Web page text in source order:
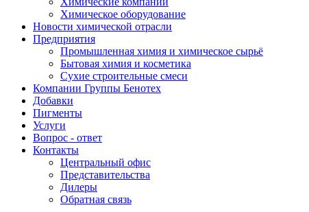
Химическое оборудование
Новости химической отрасли
Предприятия
Промышленная химия и химическое сырьё
Бытовая химия и косметика
Сухие строительные смеси
Компании Группы Бенотех
Добавки
Пигменты
Услуги
Вопрос - ответ
Контакты
Центральный офис
Представительства
Дилеры
Обратная связь